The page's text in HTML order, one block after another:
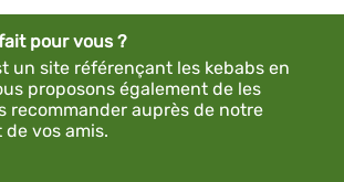
pour vous ?
un site référençant les kebabs en
proposons également de les
recommander auprès de notre
vos amis.